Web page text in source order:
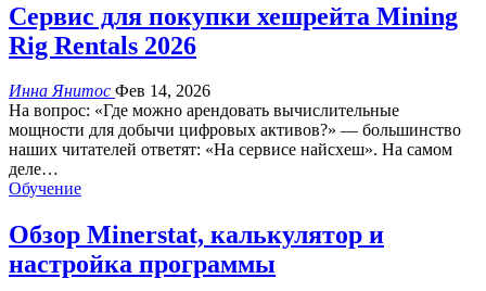
Сервис для покупки хешрейта Mining
Rig Rentals 2026
Инна Янитос Фев 14, 2026
На вопрос: «Где можно арендовать вычислительные
мощности для добычи цифровых активов?» — большинство
наших читателей ответят: «На сервисе найсхеш». На самом
деле…
Обучение
Обзор Minerstat, калькулятор и
настройка программы